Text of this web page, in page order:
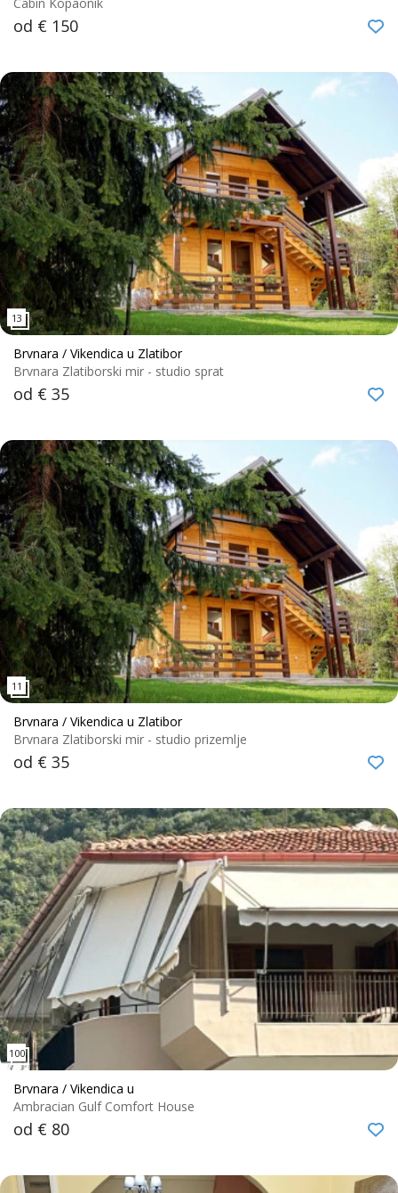
Cabin Kopaonik
od € 150
Brvnara / Vikendica u Zlatibor
Brvnara Zlatiborski mir - studio sprat
od € 35
Brvnara / Vikendica u Zlatibor
Brvnara Zlatiborski mir - studio prizemlje
od € 35
Brvnara / Vikendica u
Ambracian Gulf Comfort House
od € 80